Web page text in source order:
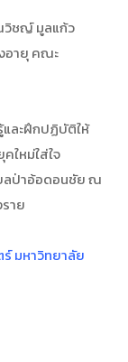
วิชญ์ มูลแก้ว
อายุ คณะ
และฝึกปฏิบัติให้
ใหม่ใส่ใจ
ลป่าอ้อดอนชัย ณ
าย
มหาวิทยาลัย